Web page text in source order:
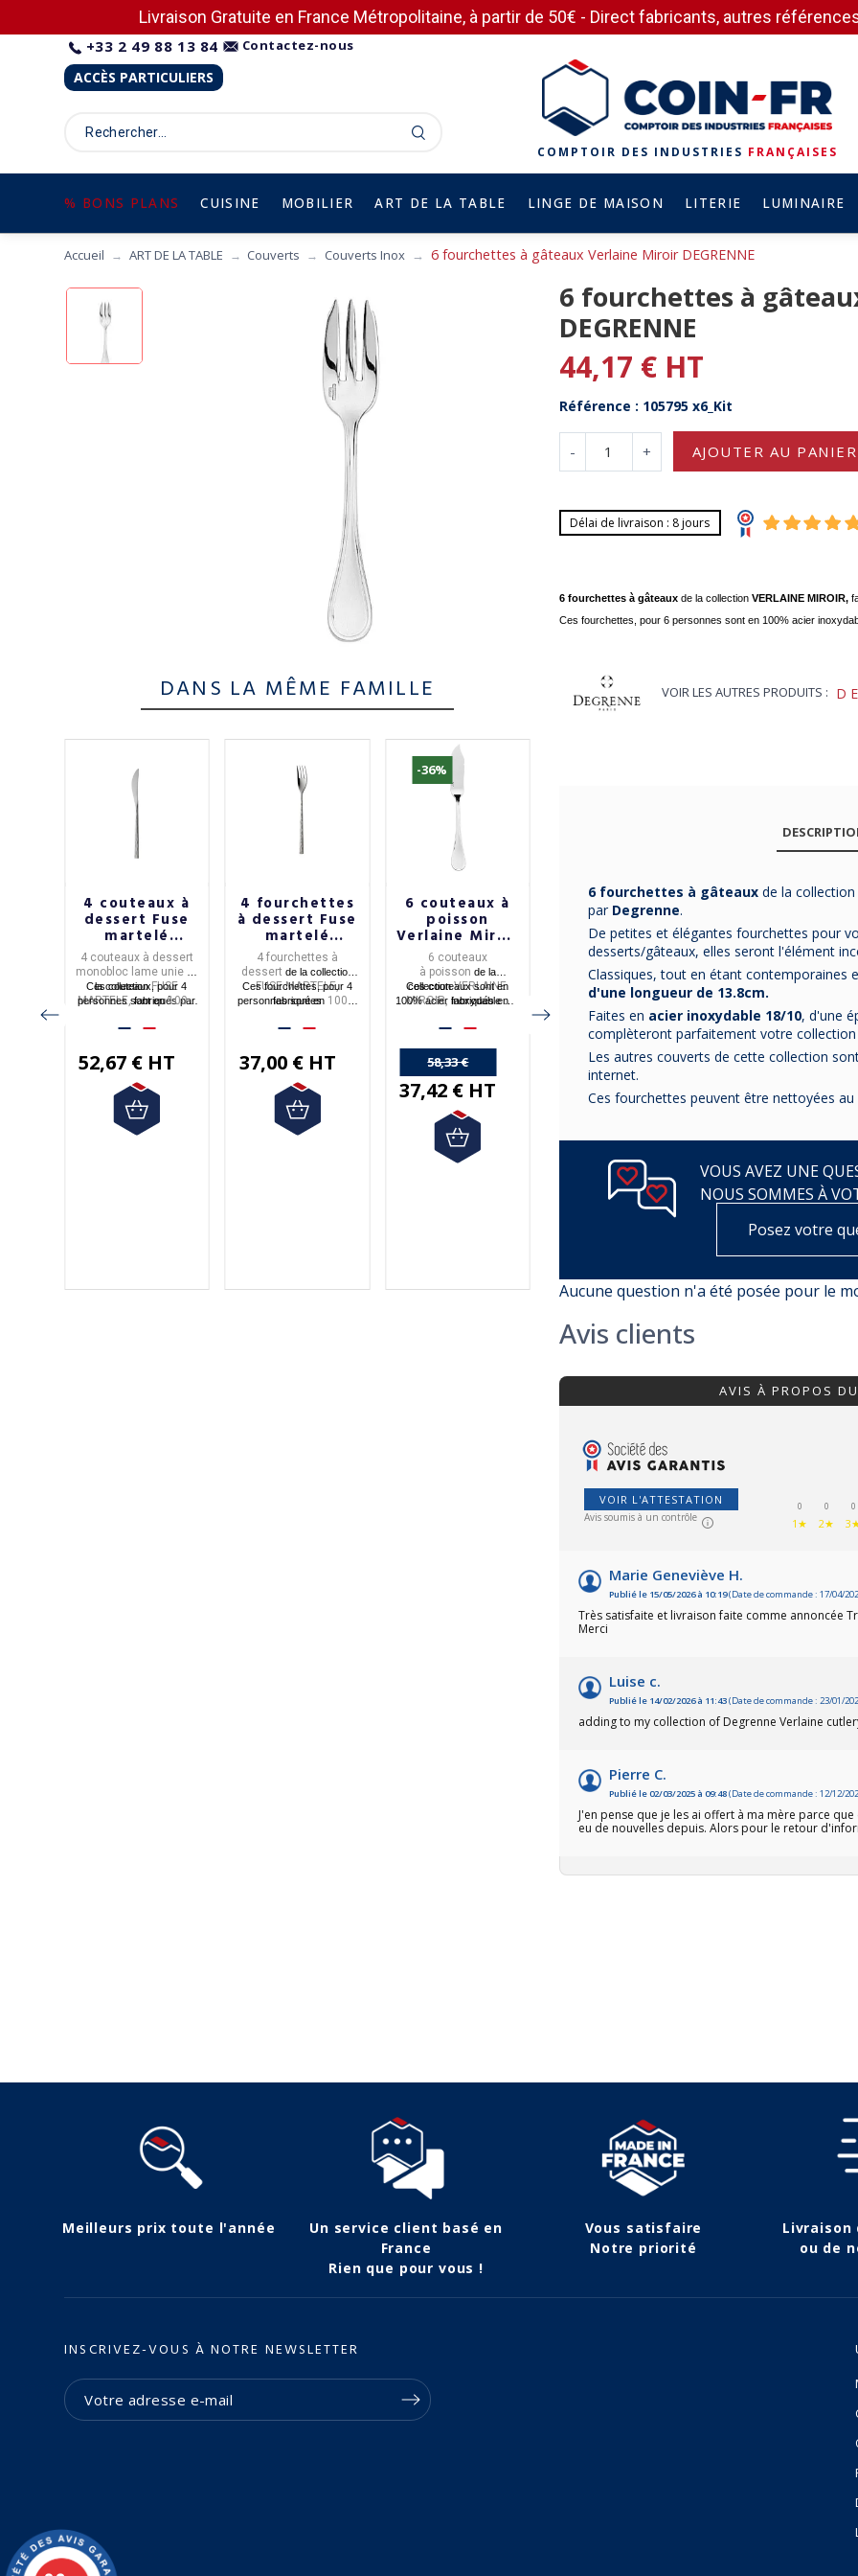
Livraison Gratuite en France Métropolitaine, à partir de 50€ - Direct fabricants, autres
+33 2 49 88 13 84 Contactez-nous
ACCÈS PARTICULIERS
COMPTOIR DES INDUSTRIES FRANÇAISES
% BONS PLANS CUISINE MOBILIER ART DE LA TABLE LINGE DE MAISON LITERIE LUMINAIRE
Accueil ART DE LA TABLE Couverts Couverts Inox 6 fourchettes à gâteaux Verlaine Miroir DEGRENNE
DANS LA MÊME FAMILLE
(2 avis)
4 couteaux à
dessert Fuse
martelé
DEGRENNE
4 couteaux à dessert
monobloc lame unie de
la collectionFUSE
MARTELE,fabriqués par
Ces couteaux, pour 4
personnes sont en100%
52,67 € HT
4 fourchettes
à dessert Fuse
martelé
DEGRENNE
4 fourchettes à
dessert de la collection
FUSE MARTELE,
fabriquées
Ces fourchettes, pour 4
personnes sont en 100%
37,00 € HT
-36%
6 couteaux à
poisson
Verlaine Miroir
DEGRENNE
6 couteaux
à poisson de la
collectionVERLAINE
MIROIR,fabriqués en
par Degrenne
Ces couteaux sont en
100% acier inoxydable 18-
58,33 €
37,42 € HT
6 couteaux à
Steak Au Nain
6 couteaux à steak
- fabriqués enFrance
par AU NAIN.
- AU NAINest
spécialisé dans la
fabrication du couteau
depuis 1885.
Livraison offerte en
France Métropolitaine.
32,82 €
29,54 € HT
6 couteaux à
Scalène Au
Nain - 4
coloris
6 Couteaux à steak
SCALENE
- en acier inoxydable
- fabriqués en
France parAU NAIN
-4 colorisvous sont
Livraison offerte en
76,80 € HT
6 fourchettes à
DEGRENNE
44,17 € HT
Référence : 105795 x6_Kit
- + AJOUTER AU PANIER
Délai de livraison : 8 jours
6 fourchettes à gâteaux de la collection VERLAINE MIROIR,
Ces fourchettes, pour 6 personnes sont en 100% acier
VOIR LES AUTRES PRODUITS :
6 fourchettes à gâteaux de la collection
par Degrenne.
De petites et élégantes fourchettes pour
desserts/gâteaux, elles seront l'élément
Classiques, tout en étant contemporaines
d'une longueur de 13.8cm.
Faites en acier inoxydable 18/10, d'une
complèteront parfaitement votre collection
Les autres couverts de cette collection
internet.
Ces fourchettes peuvent être nettoyées au
VOUS AVEZ UNE
NOUS SOMMES À
Posez votre
Aucune question n'a été posée pour le
Avis clients
AVIS À PROPOS
VOIR L'ATTESTATION
Avis soumis à un contrôle
0
1★
0
2★
0
Marie Geneviève H.
Publié le 15/05/2026 à 10:19(Date de commande : 17/04/
Très satisfaite et livraison faite comme annoncée
Merci
Luise c.
Publié le 14/02/2026 à 11:43(Date de commande : 23/01/
adding to my collection of Degrenne Verlaine
Pierre C.
Publié le 02/03/2025 à 09:48(Date de commande : 12/12/
J'en pense que je les ai offert à ma mère parce
eu de nouvelles depuis. Alors pour le retour
Meilleurs prix toute l'année
Un service client basé en
France
Rien que pour vous !
Vous satisfaire
Notre priorité
ou de
INSCRIVEZ-VOUS À NOTRE NEWSLETTER